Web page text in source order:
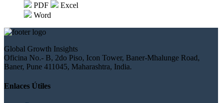
PDF
Excel
Word
Global Growth Insights
Oficina No.- B, 2do Piso, Icon Tower, Baner-Mhalunge Road,
Baner, Pune 411045, Maharashtra, India.
Enlaces Útiles